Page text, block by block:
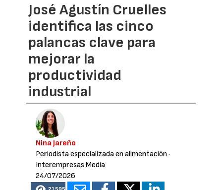
José Agustín Cruelles
identifica las cinco
palancas clave para
mejorar la
productividad
industrial
Nina Jareño
Periodista especializada en alimentación ·
Interempresas Media
24/07/2026